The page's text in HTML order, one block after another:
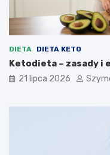
DIETA DIETA KETO
Ketodieta – zasady i
21 lipca 2026